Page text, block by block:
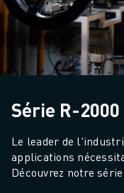
Série R-2000
Le leader de
applications
Découvrez notre